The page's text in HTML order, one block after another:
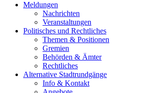
Meldungen
Nachrichten
Veranstaltungen
Politisches und Rechtliches
Themen & Positionen
Gremien
Behörden & Ämter
Rechtliches
Alternative Stadtrundgänge
Info & Kontakt